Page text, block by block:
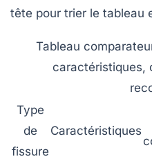
tête pour trier le tableau
Tableau
caractéristiques,
Type
de
fissure
Caractéristiques